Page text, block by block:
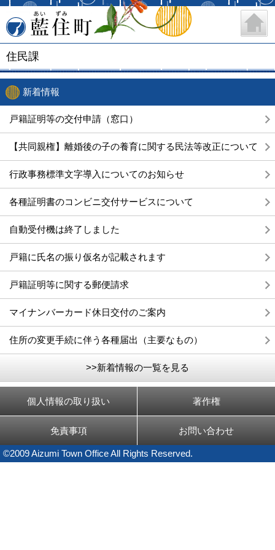
藍住町
住民課
新着情報
戸籍証明等の交付申請（窓口）
【共同親権】離婚後の子の養育に関する民法等改正について
行政事務標準文字導入についてのお知らせ
各種証明書のコンビニ交付サービスについて
自動受付機は終了しました
戸籍に氏名の振り仮名が記載されます
戸籍証明等に関する郵便請求
マイナンバーカード休日交付のご案内
住所の変更手続に伴う各種届出（主要なもの）
>>新着情報の一覧を見る
個人情報の取り扱い 著作権
免責事項 お問い合わせ
©2009 Aizumi Town Office All Rights Reserved.